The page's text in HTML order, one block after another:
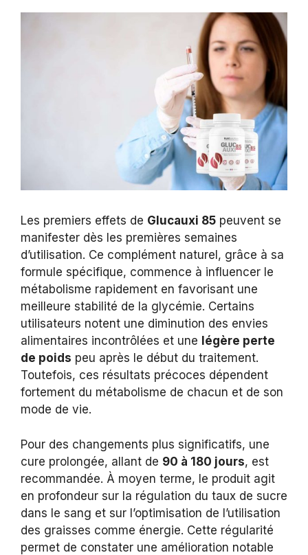
Les premiers effets de Glucauxi 85 peuvent se
manifester dès les premières semaines
d’utilisation. Ce complément naturel, grâce à sa
formule spécifique, commence à influencer le
métabolisme rapidement en favorisant une
meilleure stabilité de la glycémie. Certains
utilisateurs notent une diminution des envies
alimentaires incontrôlées et une légère perte
de poids peu après le début du traitement.
Toutefois, ces résultats précoces dépendent
fortement du métabolisme de chacun et de son
mode de vie.
Pour des changements plus significatifs, une
cure prolongée, allant de 90 à 180 jours, est
recommandée. À moyen terme, le produit agit
en profondeur sur la régulation du taux de sucre
dans le sang et sur l’optimisation de l’utilisation
des graisses comme énergie. Cette régularité
permet de constater une amélioration notable